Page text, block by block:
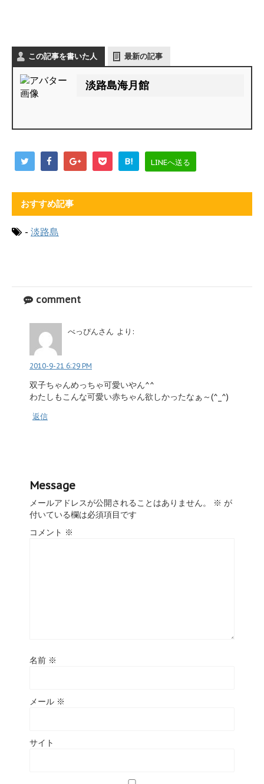
この記事を書いた人 最新の記事
淡路島海月館
B! LINEへ送る
おすすめ記事
- 淡路島
comment
べっぴんさん より:
2010-9-21 6:29 PM
双子ちゃんめっちゃ可愛いやん^^
わたしもこんな可愛い赤ちゃん欲しかったなぁ～(^_^)
返信
Message
メールアドレスが公開されることはありません。 ※ が
付いている欄は必須項目です
コメント ※
名前 ※
メール ※
サイト